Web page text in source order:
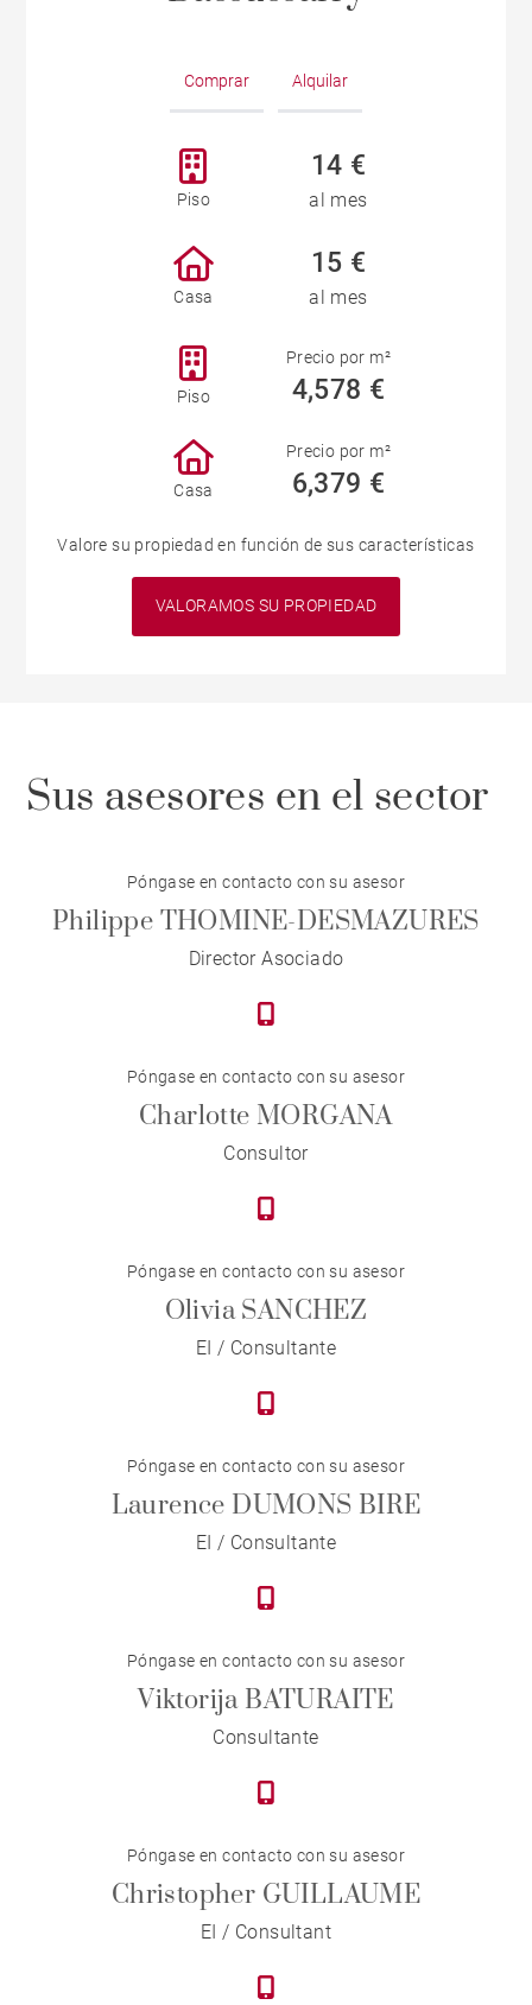
Comprar Alquilar
Piso
14 €
al mes
Casa
15 €
al mes
Piso
Precio por m²
4,578 €
Casa
Precio por m²
6,379 €
Valore su propiedad en función de sus características
VALORAMOS SU PROPIEDAD
Sus asesores en el sector
Póngase en contacto con su asesor
Philippe THOMINE-DESMAZURES
Director Asociado
Póngase en contacto con su asesor
Charlotte MORGANA
Consultor
Póngase en contacto con su asesor
Olivia SANCHEZ
EI / Consultante
Póngase en contacto con su asesor
Laurence DUMONS BIRE
EI / Consultante
Póngase en contacto con su asesor
Viktorija BATURAITE
Consultante
Póngase en contacto con su asesor
Christopher GUILLAUME
EI / Consultant